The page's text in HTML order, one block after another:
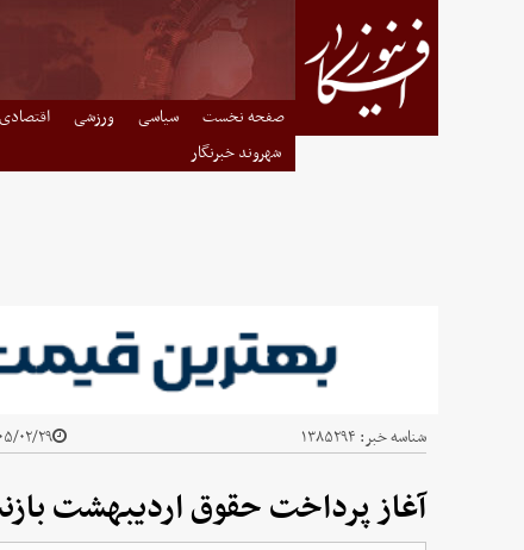
صفحه نخست سیاسی ورزشی اقتصادی
شهروند خبرنگار
شناسه خبر: ۱۳۸۵۲۹۴ ۱۴۰۵/۰۲/۲۹ -
آغاز پرداخت حقوق اردیبهشت